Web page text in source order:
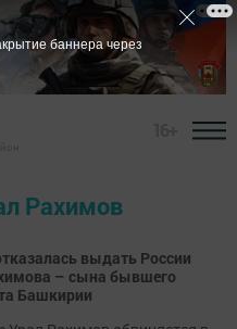
Рахимов
выдать России
– сына бывшего
Башкирии
баннера через